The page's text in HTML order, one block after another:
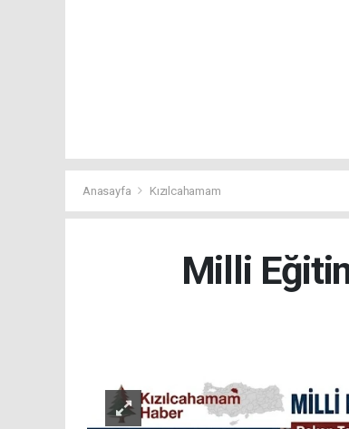
Anasayfa Kızılcahamam
Milli